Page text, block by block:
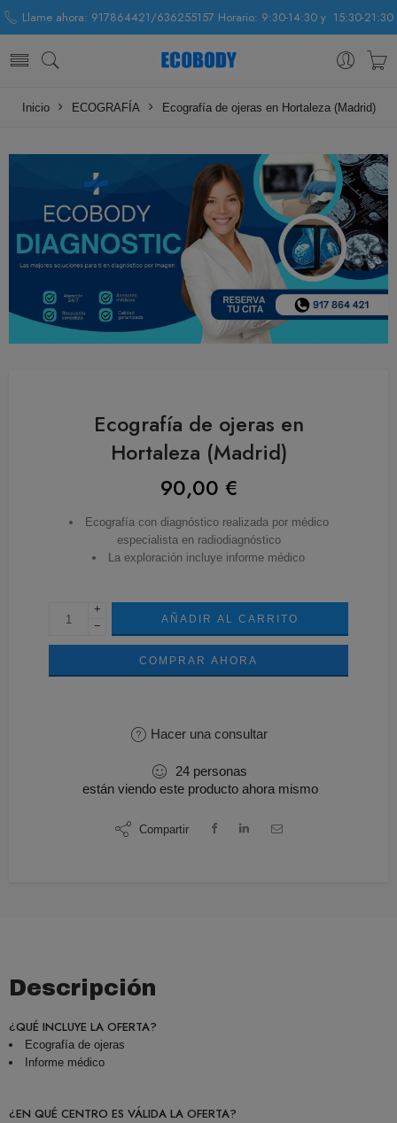
Llame ahora: 917864421/636255157 Horario: 9:30-14:30 y 15:30-21:30
Inicio ECOGRAFÍA Ecografía de ojeras en Hortaleza (Madrid)
Ecografía de ojeras en
Hortaleza (Madrid)
90,00 €
Ecografía con diagnóstico realizada por médico
especialista en radiodiagnóstico
La exploración incluye informe médico
+
−
AÑADIR AL CARRITO
COMPRAR AHORA
Hacer una consultar
24 personas
están viendo este producto ahora mismo
Compartir
Descripción
¿QUÉ INCLUYE LA OFERTA?
Ecografía de ojeras
Informe médico
¿EN QUÉ CENTRO ES VÁLIDA LA OFERTA?